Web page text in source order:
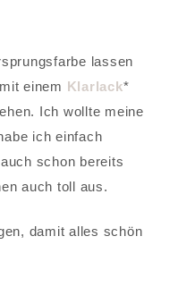
lassen
einem Klarlack*
Ich wollte meine
ich einfach
schon bereits
auch toll aus.
damit alles schön